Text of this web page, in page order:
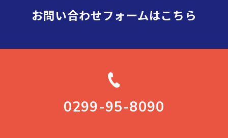
お問い合わせフォームはこちら
0299-95-8090